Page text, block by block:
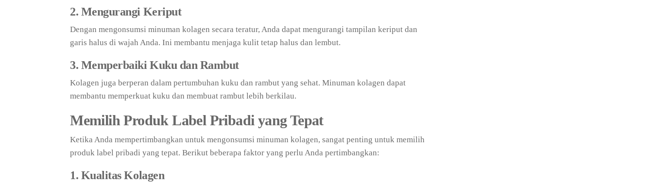
2. Mengurangi Keriput
Dengan mengonsumsi minuman kolagen secara teratur, Anda dapat mengurangi tampilan keriput dan
garis halus di wajah Anda. Ini membantu menjaga kulit tetap halus dan lembut.
3. Memperbaiki Kuku dan Rambut
Kolagen juga berperan dalam pertumbuhan kuku dan rambut yang sehat. Minuman kolagen dapat
membantu memperkuat kuku dan membuat rambut lebih berkilau.
Memilih Produk Label Pribadi yang Tepat
Ketika Anda mempertimbangkan untuk mengonsumsi minuman kolagen, sangat penting untuk memilih
produk label pribadi yang tepat. Berikut beberapa faktor yang perlu Anda pertimbangkan:
1. Kualitas Kolagen